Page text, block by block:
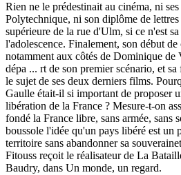
Rien ne le prédestinait au cinéma, ni
Polytechnique, ni son diplôme de
supérieure de la rue d'Ulm, si ce n'est
l'adolescence. Finalement, son début
notamment aux côtés de Dominique
dépa ... rt de son premier scénario, et
le sujet de ses deux derniers films.
Gaulle était-il si important de proposer
libération de la France ? Mesure-t-on
fondé la France libre, sans armée, sans
boussole l'idée qu'un pays libéré est un
territoire sans abandonner sa
Fitouss reçoit le réalisateur de La
Baudry, dans Un monde, un regard.